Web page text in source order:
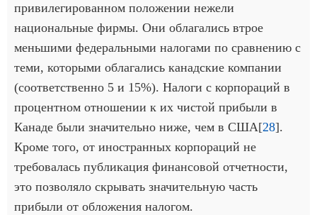
привилегированном положении нежели
национальные фирмы. Они облагались втрое
меньшими федеральными налогами по сравнению с
теми, которыми облагались канадские компании
(соответственно 5 и 15%). Налоги с корпораций в
процентном отношении к их чистой прибыли в
Канаде были значительно ниже, чем в США[28].
Кроме того, от иностранных корпораций не
требовалась публикация финансовой отчетности,
это позволяло скрывать значительную часть
прибыли от обложения налогом.